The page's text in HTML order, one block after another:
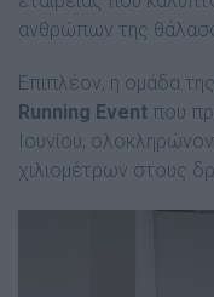
ανθρώπων της
Επιπλέον, η ομάδα της
Running Event που
Ιουνίου,
χιλιομέτρων στους